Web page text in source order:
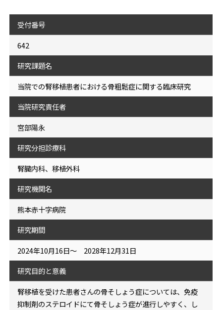
受付番号
642
研究課題名
当院での腎移植患者における骨粗鬆症に関する臨床研究
当院研究責任者
宮部陽永
研究分担診療科
腎臓内科、移植外科
研究機関名
熊本赤十字病院
研究期間
2024年10月16日～ 2028年12月31日
研究目的と意義
腎移植を受けた患者さんの骨そしょう症については、免疫
抑制剤のステロイドにて骨そしょう症が進行しやすく、し